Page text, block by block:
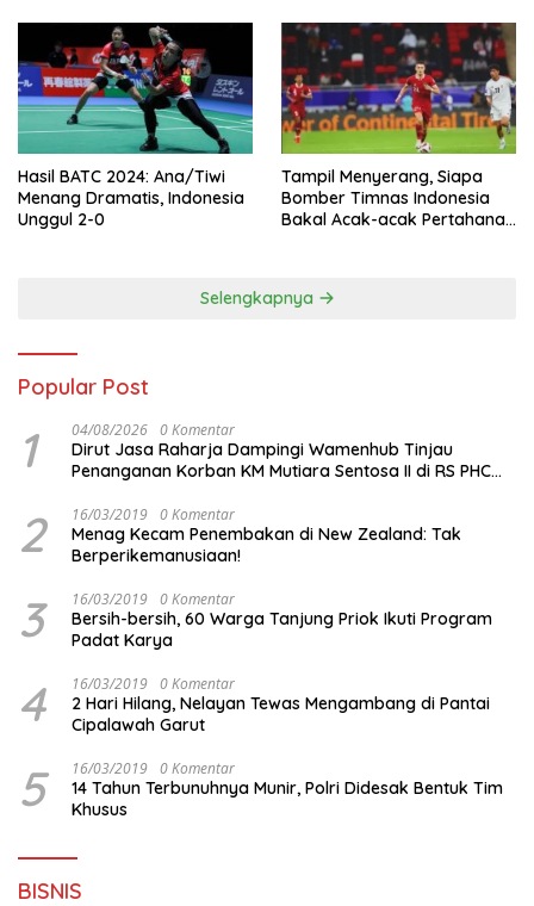
Hasil BATC 2024: Ana/Tiwi
Menang Dramatis, Indonesia
Unggul 2-0
Tampil Menyerang, Siapa
Bomber Timnas Indonesia
Bakal Acak-acak Pertahanan
Selengkapnya
Popular Post
1 04/08/2026 0 Komentar
Dirut Jasa Raharja Dampingi Wamenhub Tinjau
Penanganan Korban KM Mutiara Sentosa II di RS PHC
2 16/03/2019 0 Komentar
Menag Kecam Penembakan di New Zealand: Tak
Berperikemanusiaan!
3 16/03/2019 0 Komentar
Bersih-bersih, 60 Warga Tanjung Priok Ikuti Program
Padat Karya
4 16/03/2019 0 Komentar
2 Hari Hilang, Nelayan Tewas Mengambang di Pantai
Cipalawah Garut
5 16/03/2019 0 Komentar
14 Tahun Terbunuhnya Munir, Polri Didesak Bentuk Tim
Khusus
BISNIS